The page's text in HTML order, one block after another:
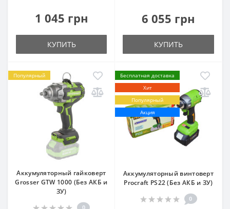
1 045 грн
КУПИТЬ
6 055 грн
КУПИТЬ
Популярный
Аккумуляторный гайковерт
Grosser GTW 1000 (Без АКБ и
ЗУ)
0
Бесплатная доставка
Хит
Популярный
Акция
Аккумуляторный винтоверт
Procraft PS22 (Без АКБ и ЗУ)
0